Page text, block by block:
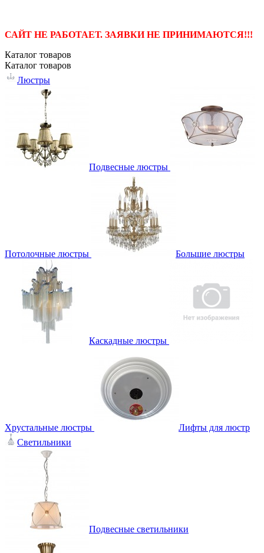
САЙТ НЕ РАБОТАЕТ. ЗАЯВКИ НЕ ПРИНИМАЮТСЯ!!!
Каталог товаров
Каталог товаров
Люстры
Подвесные люстры
Потолочные люстры Большие люстры
Каскадные люстры
Хрустальные люстры
Лифты для люстр
Светильники
Подвесные светильники